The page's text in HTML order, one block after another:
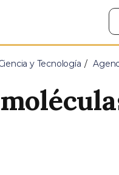
y Tecnología